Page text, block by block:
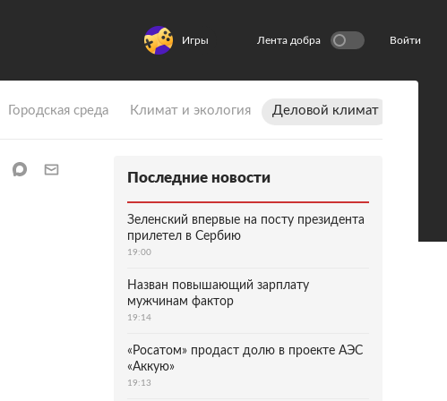
Игры Лента добра Войти
Городская среда Климат и экология Деловой климат
Последние новости
Зеленский впервые на посту президента
прилетел в Сербию
19:00
Назван повышающий зарплату
мужчинам фактор
19:14
«Росатом» продаст долю в проекте АЭС
«Аккую»
19:13